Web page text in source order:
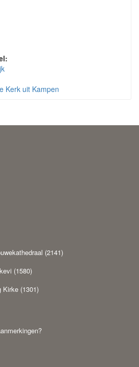
Kerk uit Kampen
(2141)
(1580)
Kirke (1301)